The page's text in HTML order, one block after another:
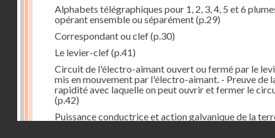
Alphabets télégraphiques pour 1, 2, 3, 4, 5 et 6
opérant ensemble ou séparément(p.29)
Correspondant ou clef(p.30)
Le levier-clef(p.41)
Circuit de l'électro-aimant ouvert ou fermé par le
mis en mouvement par l'électro-aimant. - Preuve de
rapidité avec laquelle on peut ouvrir et fermer le
(p.42)
Puissance conductrice et action galvanique de la